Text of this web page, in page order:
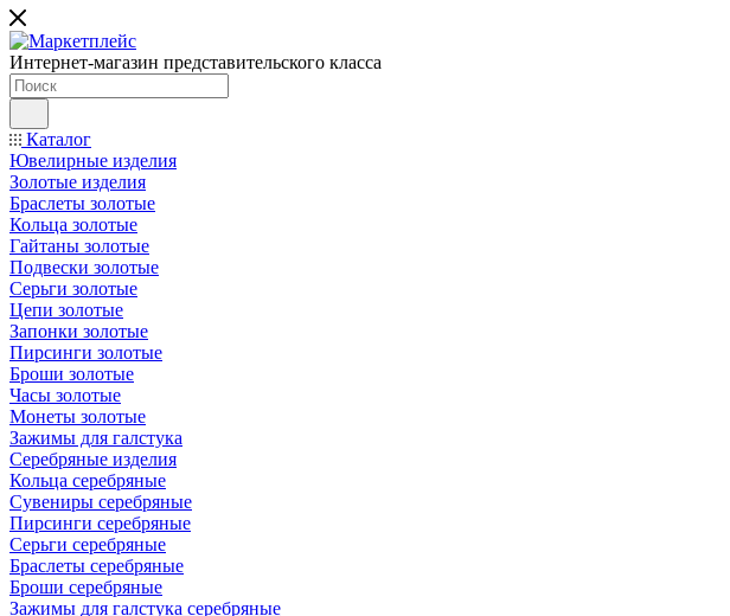
Интернет-магазин представительского класса
Каталог
Ювелирные изделия
Золотые изделия
Браслеты золотые
Кольца золотые
Гайтаны золотые
Подвески золотые
Серьги золотые
Цепи золотые
Запонки золотые
Пирсинги золотые
Броши золотые
Часы золотые
Монеты золотые
Зажимы для галстука
Серебряные изделия
Кольца серебряные
Сувениры серебряные
Пирсинги серебряные
Серьги серебряные
Браслеты серебряные
Броши серебряные
Зажимы для галстука серебряные